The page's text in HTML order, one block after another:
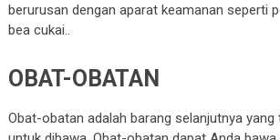
berurusan dengan aparat keamanan seperti
bea cukai..
OBAT-OBATAN
Obat-obatan adalah barang selanjutnya yang